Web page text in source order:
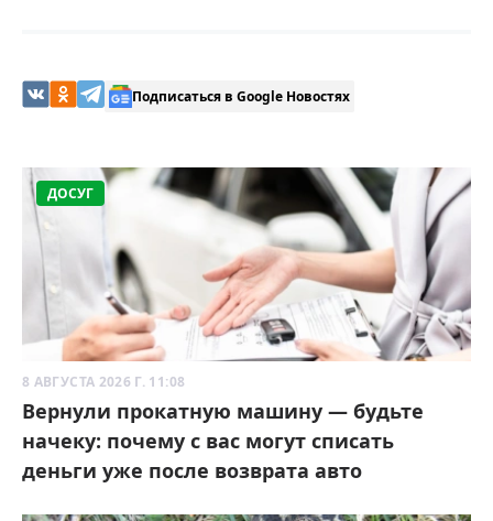
Подписаться в Google Новостях
ДОСУГ
8 АВГУСТА 2026 Г. 11:08
Вернули прокатную машину — будьте
начеку: почему с вас могут списать
деньги уже после возврата авто